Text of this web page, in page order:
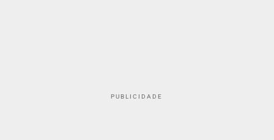
PUBLICIDADE